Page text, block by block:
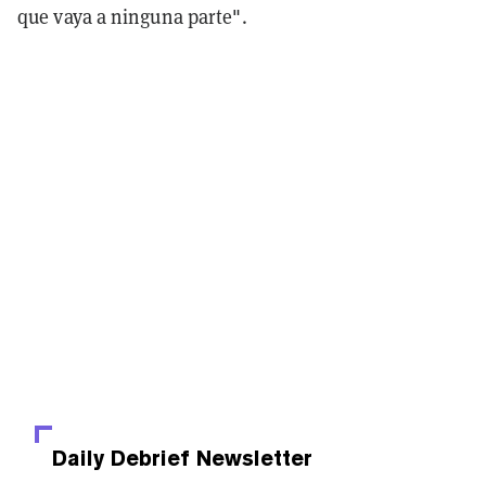
que vaya a ninguna parte".
Daily Debrief Newsletter